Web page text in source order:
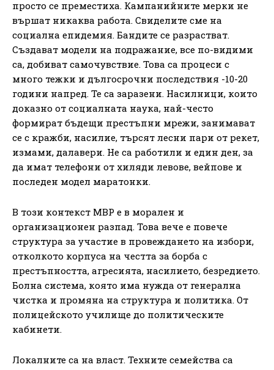
просто се преместиха. Кампанийните мерки не
вършат никаква работа. Свиделите сме на
социална епидемия. Бандите се разрастват.
Създават модели на подражание, все по-видими
са, добиват самочувствие. Това са процеси с
много тежки и дългосрочни последствия -10-20
години напред. Те са заразени. Насилници, които
доказно от социалната наука, най-често
формират бъдещи престъпни мрежи, занимават
се с кражби, насилие, търсят лесни пари от рекет,
измами, далавери. Не са работили и един ден, за
да имат телефони от хиляди левове, вейпове и
последен модел маратонки.
В този контекст МВР е в морален и
организационен разпад. Това вече е повече
структура за участие в провеждането на избори,
отколкото корпуса на честта за борба с
престъпността, агресията, насилието, безредието.
Болна система, която има нужда от генерална
чистка и промяна на структура и политика. От
полицейското училище до политическите
кабинети.
Локалните са на власт. Техните семейства са